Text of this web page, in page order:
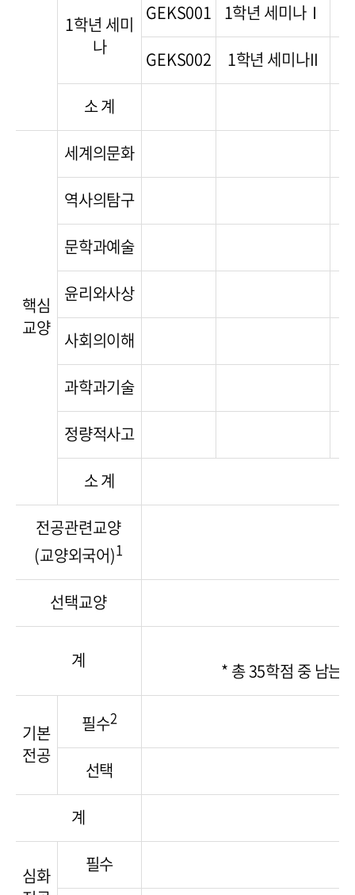
1학년 세미
나
GEKS001 1학년 세미나Ⅰ
GEKS002 1학년 세미나II
소 계
핵심
교양
세계의문화
역사의탐구
문학과예술
윤리와사상
사회의이해
과학과기술
정량적사고
소 계
전공관련교양
(교양외국어)1
선택교양
계 * 총 35학점 중 남는
기본
전공
필수2
선택
계
심화
필수